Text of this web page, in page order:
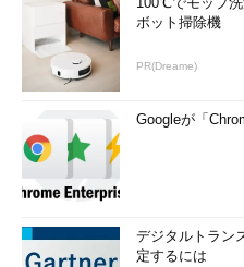
ボット掃除機
PR(Dreame)
Googleが「
デジタルトラン
定するには